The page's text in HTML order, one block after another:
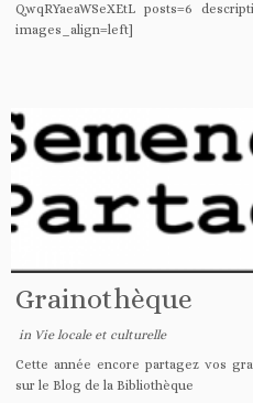
QwqRYaeaWSeXEtL posts=6
images_align=left]
Grainothèque
in Vie locale et culturelle
Cette année encore partagez vos
sur le Blog de la Bibliothèque